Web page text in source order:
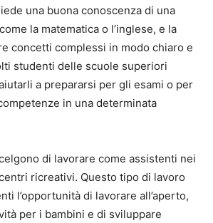
una buona conoscenza di una
la matematica o l’inglese, e la
concetti complessi in modo chiaro e
studenti delle scuole superiori
a prepararsi per gli esami o per
in una determinata
di lavorare come assistenti nei
ricreativi. Questo tipo di lavoro
l’opportunità di lavorare all’aperto,
per i bambini e di sviluppare